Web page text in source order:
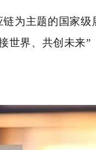
为主题的国家
世界、共创未来